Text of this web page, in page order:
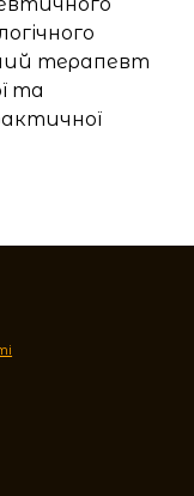
терапевт
та